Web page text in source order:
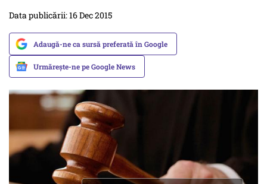
Data publicării: 16 Dec 2015
Adaugă-ne ca sursă preferată în Google
Urmărește-ne pe Google News